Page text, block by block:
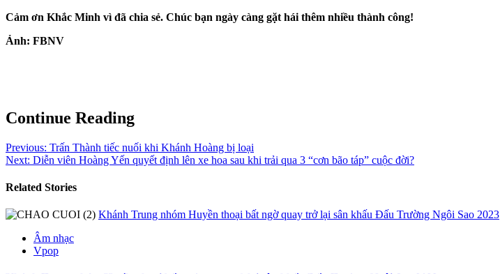
Cảm ơn Khắc Minh vì đã chia sẻ. Chúc bạn ngày càng gặt hái thêm nhiều thành công!
Ảnh: FBNV
Continue Reading
Previous: Trấn Thành tiếc nuối khi Khánh Hoàng bị loại
Next: Diễn viên Hoàng Yến quyết định lên xe hoa sau khi trải qua 3 “cơn bão táp” cuộc đời?
Related Stories
Khánh Trung nhóm Huyền thoại bất ngờ quay trở lại sân khấu Đấu Trường Ngôi Sao 2023
Âm nhạc
Vpop